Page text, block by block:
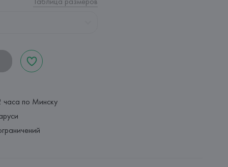
часа по Минску